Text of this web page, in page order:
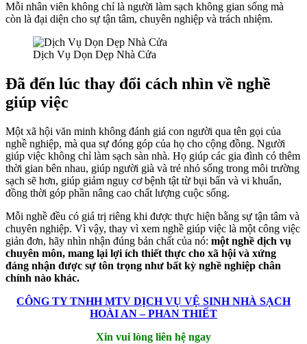
Mỗi nhân viên không chỉ là người làm sạch không gian sống mà
còn là đại diện cho sự tận tâm, chuyên nghiệp và trách nhiệm.
Dịch Vụ Dọn Dẹp Nhà Cửa
Đã đến lúc thay đổi cách nhìn về nghề
giúp việc
Một xã hội văn minh không đánh giá con người qua tên gọi của
nghề nghiệp, mà qua sự đóng góp của họ cho cộng đồng. Người
giúp việc không chỉ làm sạch sàn nhà. Họ giúp các gia đình có thêm
thời gian bên nhau, giúp người già và trẻ nhỏ sống trong môi trường
sạch sẽ hơn, giúp giảm nguy cơ bệnh tật từ bụi bẩn và vi khuẩn,
đồng thời góp phần nâng cao chất lượng cuộc sống.
Mỗi nghề đều có giá trị riêng khi được thực hiện bằng sự tận tâm và
chuyên nghiệp. Vì vậy, thay vì xem nghề giúp việc là một công việc
giản đơn, hãy nhìn nhận đúng bản chất của nó: một nghề dịch vụ
chuyên môn, mang lại lợi ích thiết thực cho xã hội và xứng
đáng nhận được sự tôn trọng như bất kỳ nghề nghiệp chân
chính nào khác.
CÔNG TY TNHH MTV DỊCH VỤ VỆ SINH NHÀ SẠCH
HOÀI AN – PHAN THIẾT
Xin vui lòng liên hệ ngay